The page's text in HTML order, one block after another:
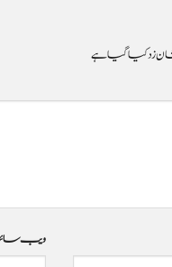
زد کیا گیا ہے
ویب‌